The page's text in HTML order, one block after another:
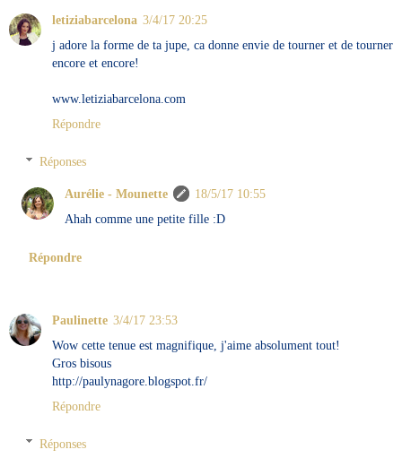
letiziabarcelona 3/4/17 20:25
j adore la forme de ta jupe, ca donne envie de tourner et de tourner
encore et encore!
www.letiziabarcelona.com
Répondre
Réponses
Aurélie - Mounette
18/5/17 10:55
Ahah comme une petite fille :D
Répondre
Paulinette 3/4/17 23:53
Wow cette tenue est magnifique, j'aime absolument tout!
Gros bisous
http://paulynagore.blogspot.fr/
Répondre
Réponses